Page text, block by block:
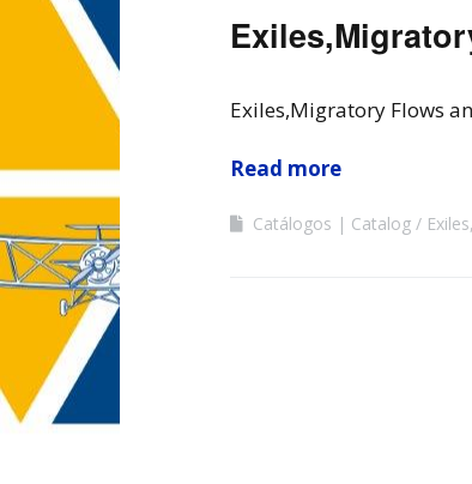
Exiles,Migratory Flows
Read more
Catálogos | Catalog